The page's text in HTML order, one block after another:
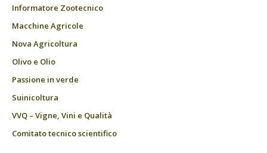
Informatore Zootecnico
Macchine Agricole
Nova Agricoltura
Olivo e Olio
Passione in verde
Suinicoltura
VVQ – Vigne, Vini e Qualità
Comitato tecnico scientifico